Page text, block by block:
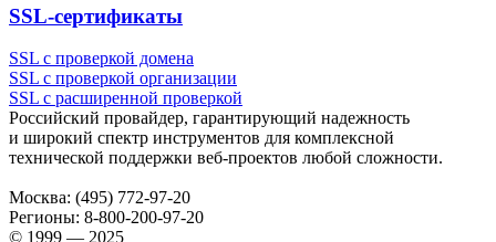
SSL-сертификаты
SSL с проверкой домена
SSL с проверкой организации
SSL с расширенной проверкой
Российский провайдер, гарантирующий надежность
и широкий спектр инструментов для комплексной
технической поддержки веб-проектов любой сложности.
Москва: (495) 772-97-20
Регионы: 8-800-200-97-20
© 1999 — 2025